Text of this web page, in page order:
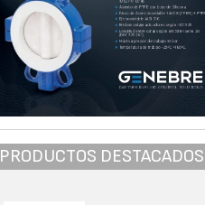
PRODUCTOS DESTACADOS